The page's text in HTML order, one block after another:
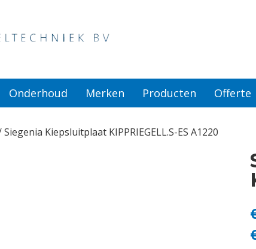
Onderhoud Merken Producten Offerte
Siegenia Kiepsluitplaat KIPPRIEGELL.S-ES A1220